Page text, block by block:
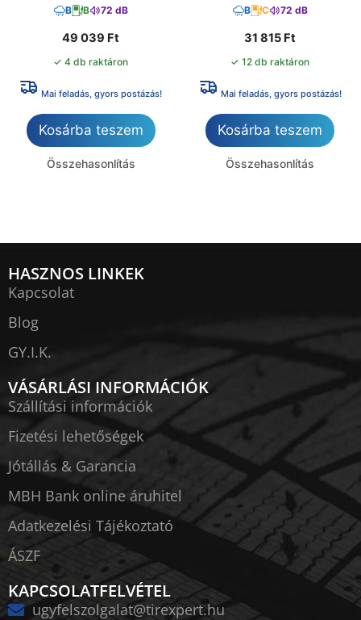
B B 72 dB
49 039 Ft
✓ 4 db raktáron
Mai feladás, gyors postázás!
Kosárba teszem
Összehasonlítás
B C 72 dB
31 815 Ft
✓ 12 db raktáron
Mai feladás, gyors postázás!
Kosárba teszem
Összehasonlítás
HASZNOS LINKEK
Kapcsolat
Blog
GY.I.K.
VÁSÁRLÁSI INFORMÁCIÓK
Szállítási információk
Fizetési lehetőségek
Jótállás & Garancia
MBH Bank online áruhitel
Adatkezelési Tájékoztató
ÁSZF
KAPCSOLATFELVÉTEL
ugyfelszolgalat@tirexpert.hu